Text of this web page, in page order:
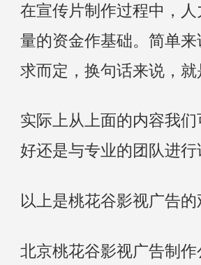
在宣传片制作过程中，
量的资金作基础。简单
求而定，换句话来说，就
实际上从上面的内容我
好还是与专业的团队进行
以上是桃花谷影视广告
北京桃花谷影视广告制